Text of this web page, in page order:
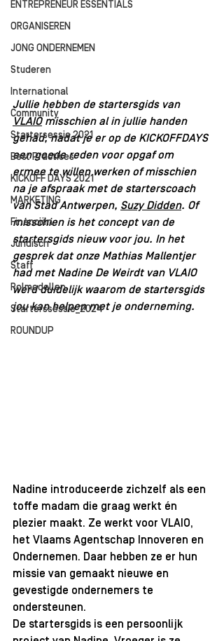
ENTREPRENEUR ESSENTIALS
ORGANISEREN
JONG ONDERNEMEN
Studeren
International
Community
Startersessie 2021
Best Practices
KICKOFF DAYS 2021
MARKETING
Financiën
Juridisch
Staff
Rolmodellen
Starterssessie_2024
ROUNDUP
Jullie hebben de startersgids van
VLAIO misschien al in jullie handen
gehad, nadat je er op de KICKOFFDAYS
een goede reden voor opgaf om
ermee te willen werken of misschien
na je afspraak met de starterscoach
van Stad Antwerpen, Suzy Didden. Of
misschien is het concept van de
startersgids nieuw voor jou. In het
gesprek dat onze Mathias Mallentjer
had met Nadine De Weirdt van VLAIO
werd duidelijk waarom de startersgids
jou kan helpen met je onderneming.
Nadine introduceerde zichzelf als een
toffe madam die graag werkt én
plezier maakt. Ze werkt voor VLAIO,
het Vlaams Agentschap Innoveren en
Ondernemen. Daar hebben ze er hun
missie van gemaakt nieuwe en
gevestigde ondernemers te
ondersteunen.
De startersgids is een persoonlijk